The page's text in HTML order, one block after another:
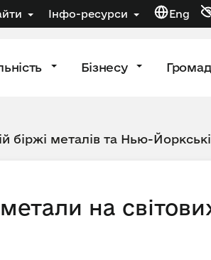
Інфо-ресурси Eng
Бізнесу
біржі металів та Нью-
на